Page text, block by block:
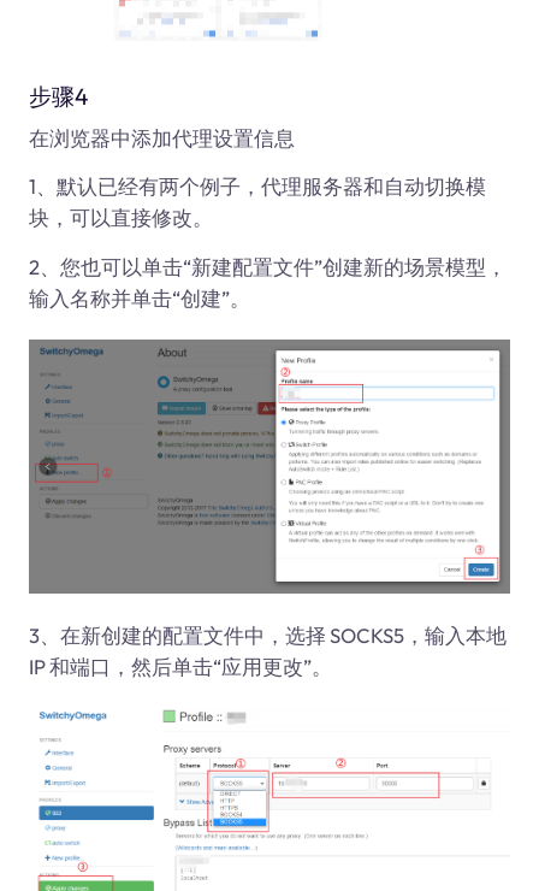
步骤4
在浏览器中添加代理设置信息
1、默认已经有两个例子，代理服务器和自动切换模
块，可以直接修改。
2、您也可以单击“新建配置文件”创建新的场景模型，
输入名称并单击“创建”。
3、在新创建的配置文件中，选择 SOCKS5，输入本地
IP 和端口，然后单击“应用更改”。